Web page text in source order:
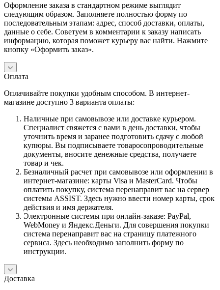
Оформление заказа в стандартном режиме выглядит
следующим образом. Заполняете полностью форму по
последовательным этапам: адрес, способ доставки, оплаты,
данные о себе. Советуем в комментарии к заказу написать
информацию, которая поможет курьеру вас найти. Нажмите
кнопку «Оформить заказ».
Оплата
Оплачивайте покупки удобным способом. В интернет-
магазине доступно 3 варианта оплаты:
Наличные при самовывозе или доставке курьером.
Специалист свяжется с вами в день доставки, чтобы
уточнить время и заранее подготовить сдачу с любой
купюры. Вы подписываете товаросопроводительные
документы, вносите денежные средства, получаете
товар и чек.
Безналичный расчет при самовывозе или оформлении в
интернет-магазине: карты Visa и MasterCard. Чтобы
оплатить покупку, система перенаправит вас на сервер
системы ASSIST. Здесь нужно ввести номер карты, срок
действия и имя держателя.
Электронные системы при онлайн-заказе: PayPal,
WebMoney и Яндекс.Деньги. Для совершения покупки
система перенаправит вас на страницу платежного
сервиса. Здесь необходимо заполнить форму по
инструкции.
Доставка